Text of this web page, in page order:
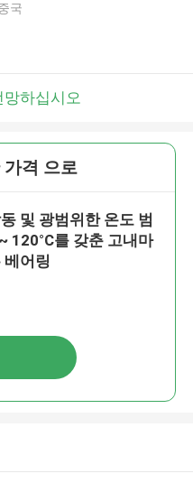
국
망하십시오
격 으로
및 광범위한 온도 범
120°C를 갖춘 고내마
베어링